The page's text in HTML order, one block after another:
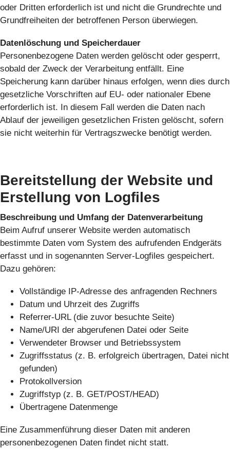
oder Dritten erforderlich ist und nicht die Grundrechte und
Grundfreiheiten der betroffenen Person überwiegen.
Datenlöschung und Speicherdauer
Personenbezogene Daten werden gelöscht oder gesperrt,
sobald der Zweck der Verarbeitung entfällt. Eine
Speicherung kann darüber hinaus erfolgen, wenn dies durch
gesetzliche Vorschriften auf EU- oder nationaler Ebene
erforderlich ist. In diesem Fall werden die Daten nach
Ablauf der jeweiligen gesetzlichen Fristen gelöscht, sofern
sie nicht weiterhin für Vertragszwecke benötigt werden.
Bereitstellung der Website und
Erstellung von Logfiles
Beschreibung und Umfang der Datenverarbeitung
Beim Aufruf unserer Website werden automatisch
bestimmte Daten vom System des aufrufenden Endgeräts
erfasst und in sogenannten Server-Logfiles gespeichert.
Dazu gehören:
Vollständige IP-Adresse des anfragenden Rechners
Datum und Uhrzeit des Zugriffs
Referrer-URL (die zuvor besuchte Seite)
Name/URI der abgerufenen Datei oder Seite
Verwendeter Browser und Betriebssystem
Zugriffsstatus (z. B. erfolgreich übertragen, Datei nicht
gefunden)
Protokollversion
Zugriffstyp (z. B. GET/POST/HEAD)
Übertragene Datenmenge
Eine Zusammenführung dieser Daten mit anderen
personenbezogenen Daten findet nicht statt.